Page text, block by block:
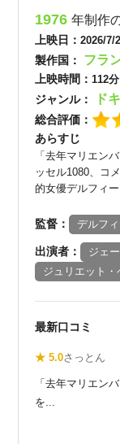
1976年制作
上映日：2026/7/
製作国： フラ
上映時間： 112分
ジャンル： ド
総合評価：
あらすじ
「去年マリエン
ッセル1080、コ
的女優デルフィ
監督： デルフ
出演者： ジェ
ジュリエット・
最新口コミ
★ 5.0さっとん
「去年マリエン
を...